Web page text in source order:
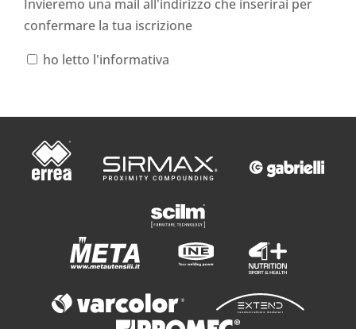
Invieremo una mail all'indirizzo che inserirai per
confermare la tua iscrizione
ho letto l'informativa